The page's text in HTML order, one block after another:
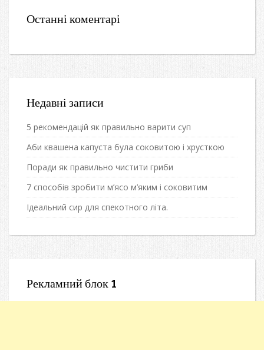
Останні коментарі
Недавні записи
5 рекомендацій як правильно варити суп
Аби квашена капуста була соковитою і хрусткою
Поради як правильно чистити гриби
7 способів зробити м’ясо м’яким і соковитим
Ідеальний сир для спекотного літа.
Рекламний блок 1